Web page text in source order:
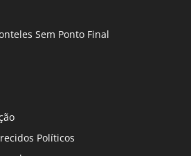
Sem Ponto Final
Políticos